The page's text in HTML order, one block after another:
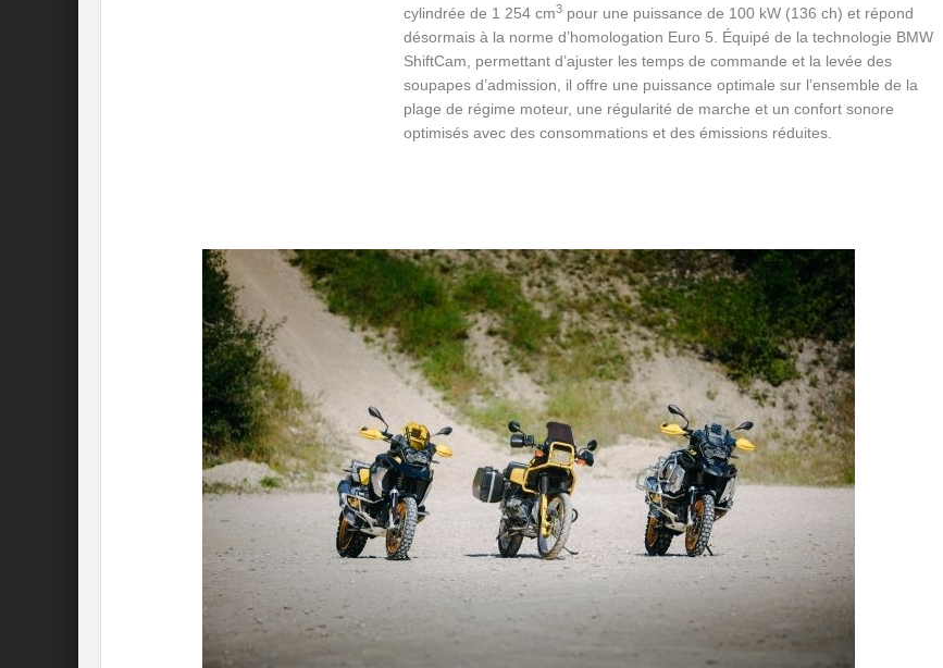
cylindrée de 1 254 cm3 pour une puissance de 100 kW (136 ch) et répond
désormais à la norme d’homologation Euro 5. Équipé de la technologie BMW
ShiftCam, permettant d’ajuster les temps de commande et la levée des
soupapes d’admission, il offre une puissance optimale sur l’ensemble de la
plage de régime moteur, une régularité de marche et un confort sonore
optimisés avec des consommations et des émissions réduites.